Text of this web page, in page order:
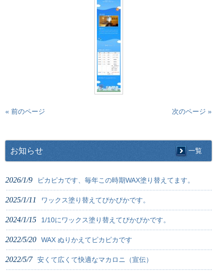
« 前のページ 次のページ »
お知らせ 一覧
2026/1/9 ピカピカです、毎年この時期WAX塗り替えてます。
2025/1/11 ワックス塗り替えてぴかぴかです。
2024/1/15 1/10にワックス塗り替えてぴかぴかです。
2022/5/20 WAX ぬりかえてピカピカです
2022/5/7 安くて広くて快適なマカロニ（宣伝）